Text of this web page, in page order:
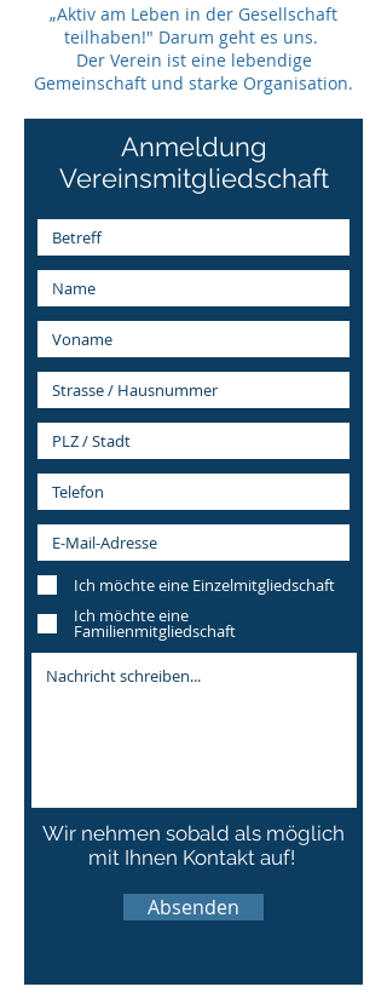
„Aktiv am Leben in der Gesellschaft
teilhaben!" Darum geht es uns.
Der Verein ist eine lebendige
Gemeinschaft und starke Organisation.
Anmeldung
Vereinsmitgliedschaft
Ich möchte eine Einzelmitgliedschaft
Ich möchte eine
Familienmitgliedschaft
Wir nehmen sobald als möglich
mit Ihnen Kontakt auf!
Absenden